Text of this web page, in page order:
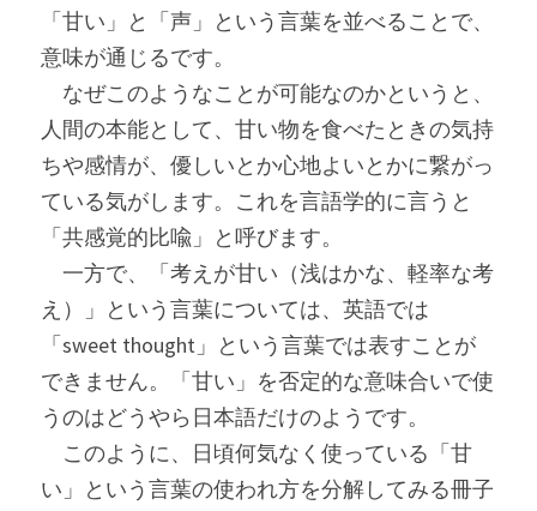
「甘い」と「声」という言葉を並べることで、
意味が通じるです。
なぜこのようなことが可能なのかというと、
人間の本能として、甘い物を食べたときの気持
ちや感情が、優しいとか心地よいとかに繋がっ
ている気がします。これを言語学的に言うと
「共感覚的比喩」と呼びます。
一方で、「考えが甘い（浅はかな、軽率な考
え）」という言葉については、英語では
「sweet thought」という言葉では表すことが
できません。「甘い」を否定的な意味合いで使
うのはどうやら日本語だけのようです。
このように、日頃何気なく使っている「甘
い」という言葉の使われ方を分解してみる冊子